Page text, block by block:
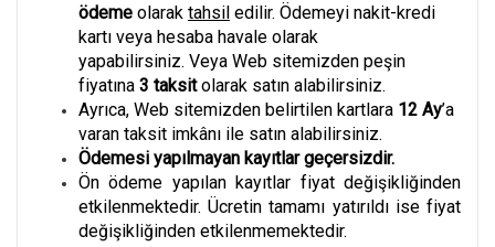
ödeme olarak tahsil edilir. Ödemeyi nakit-kredi
kartı veya hesaba havale olarak
yapabilirsiniz. Veya Web sitemizden peşin
fiyatına 3 taksitolarak satın alabilirsiniz.
Ayrıca, Web sitemizden belirtilen kartlara 12 Ay’a
varan taksit imkânı ile satın alabilirsiniz.
Ödemesi yapılmayan kayıtlar geçersizdir.
Ön ödeme yapılan kayıtlar fiyat değişikliğinden
etkilenmektedir. Ücretin tamamı yatırıldı ise fiyat
değişikliğinden etkilenmemektedir.